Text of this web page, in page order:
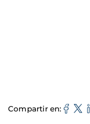
Compartir en